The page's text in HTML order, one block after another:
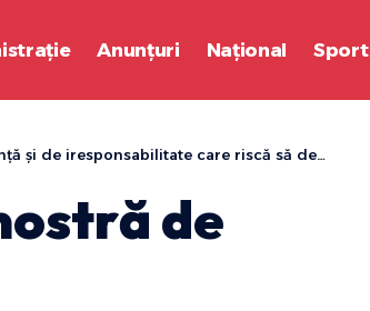
Anunțuri Național Sport
o catastrofă socială și economică”- Deputat PMP Cătălina Bozianu
de